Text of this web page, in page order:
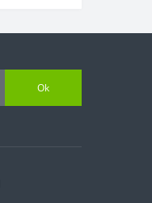
Ok